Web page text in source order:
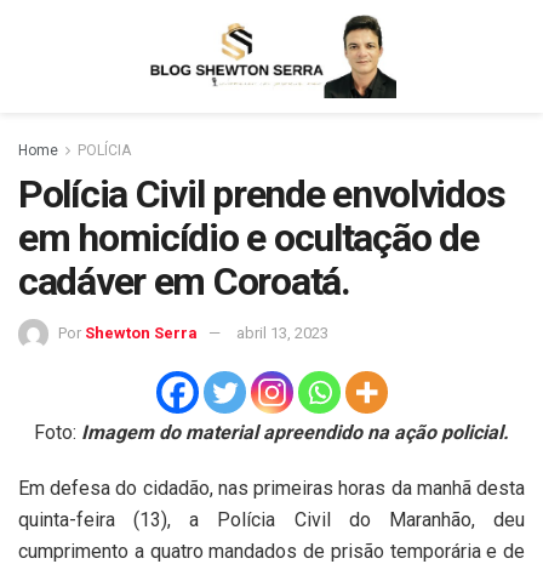
Home POLÍCIA
Polícia Civil prende envolvidos
em homicídio e ocultação de
cadáver em Coroatá.
Por Shewton Serra abril 13, 2023
Foto: Imagem do material apreendido na ação policial.
Em defesa do cidadão, nas primeiras horas da manhã desta
quinta-feira (13), a Polícia Civil do Maranhão, deu
cumprimento a quatro mandados de prisão temporária e de